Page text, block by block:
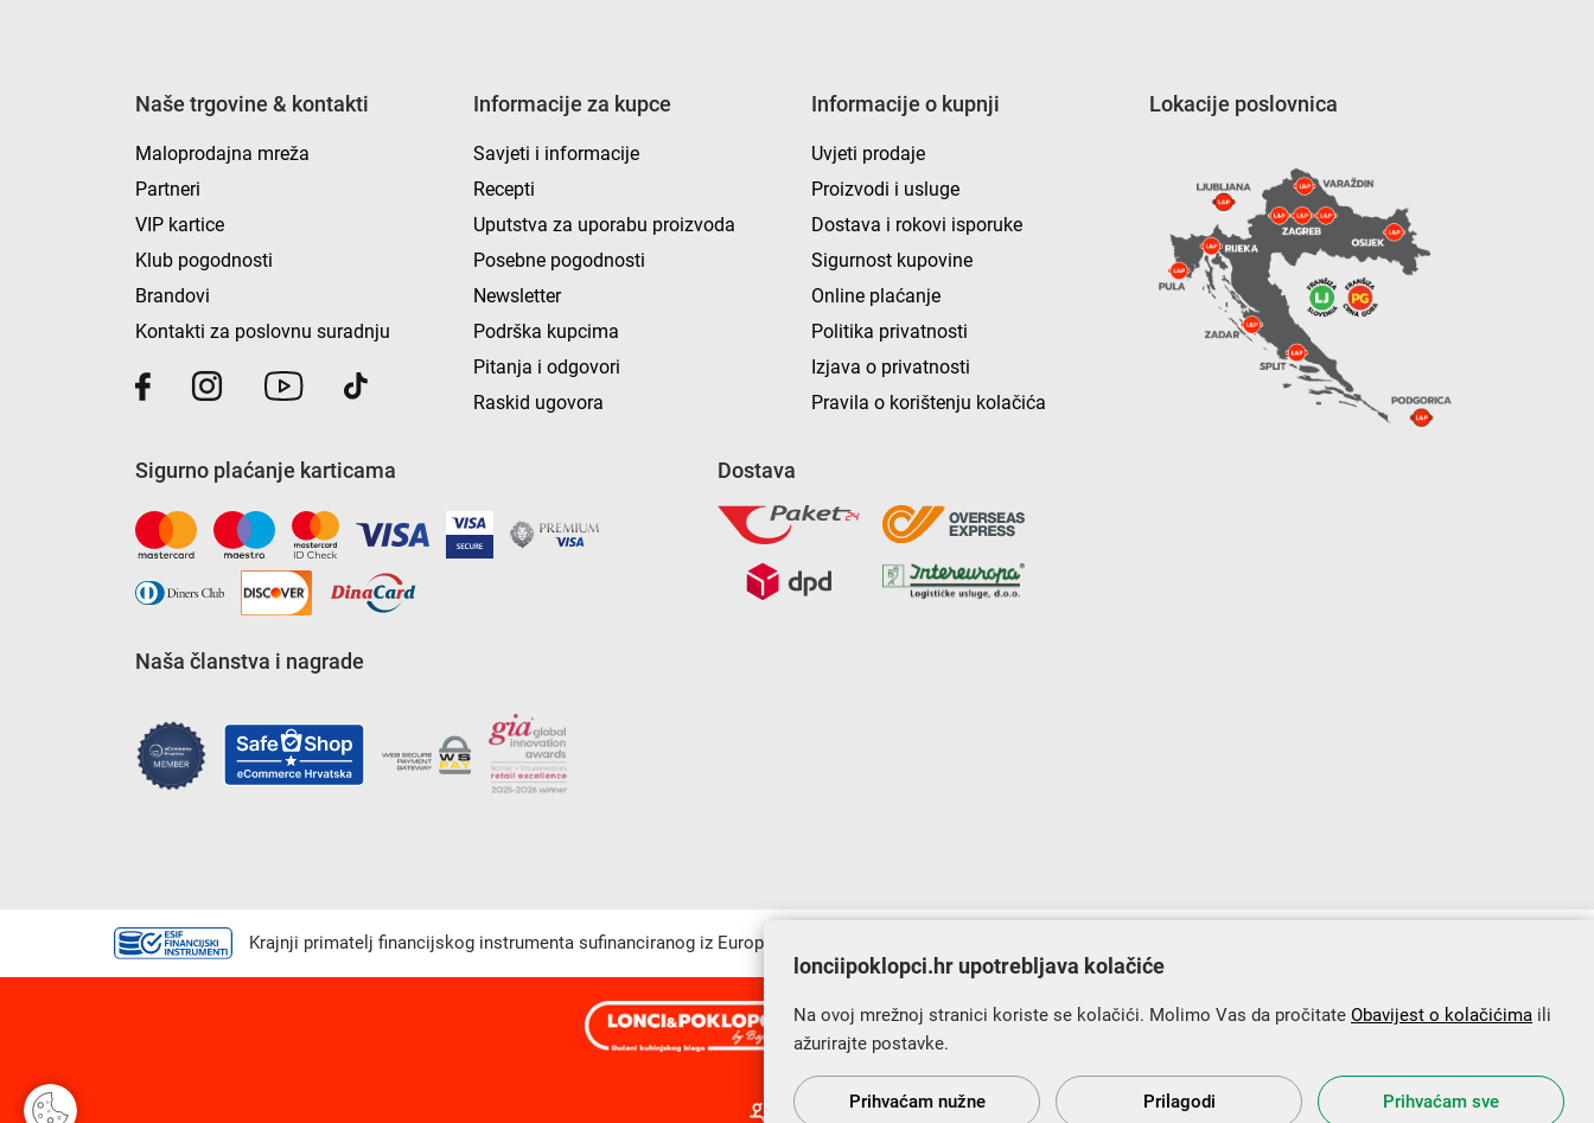
Naše trgovine & kontakti
Maloprodajna mreža
Partneri
VIP kartice
Klub pogodnosti
Brandovi
Kontakti za poslovnu suradnju
Informacije za kupce
Savjeti i informacije
Recepti
Uputstva za uporabu proizvoda
Posebne pogodnosti
Newsletter
Podrška kupcima
Pitanja i odgovori
Raskid ugovora
Informacije o kupnji
Uvjeti prodaje
Proizvodi i usluge
Dostava i rokovi isporuke
Sigurnost kupovine
Online plaćanje
Politika privatnosti
Izjava o privatnosti
Pravila o korištenju kolačića
Lokacije poslovnica
Sigurno plaćanje karticama
Naša članstva i nagrade
Dostava
Krajnji primatelj financijskog instrumenta sufinanciranog iz Europskog fonda za regionalni razvoj u sklopu Operativnog programa „Konkurentnost i kohezija”.
s Vama od 2014. godine!
lonciipoklopci.hr upotrebljava kolačiće
Na ovoj mrežnoj stranici koriste se kolačići. Molimo Vas da pročitate Obavijest o kolačićima ili
ažurirajte postavke.
Prihvaćam nužne Prilagodi Prihvaćam sve